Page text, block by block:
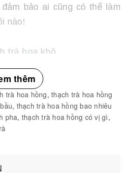
bảo ai cũng có thể làm
nào!
trà hoa khô
thêm
trà hoa hồng, thạch trà hoa hồng
, thạch trà hoa hồng bao nhiêu
pha, thạch trà hoa hồng có vị gì,